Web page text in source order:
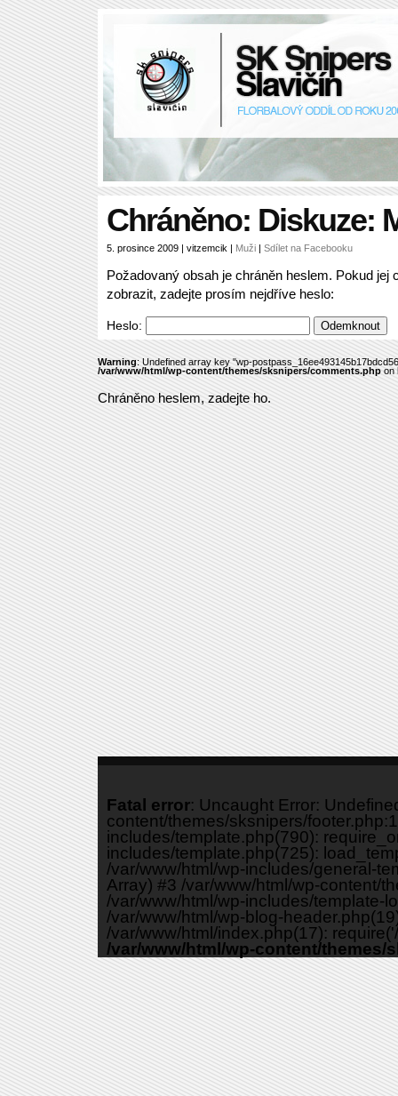
Chráněno: Diskuze:
5. prosince 2009 | vitzemcik | Muži | Sdílet na Facebooku
Požadovaný obsah je chráněn heslem. Pokud jej
zobrazit, zadejte prosím nejdříve heslo:
Heslo:
Warning: Undefined array key "wp-
/var/www/html/wp-content/themes/sksnipers/comments.php on
Chráněno heslem, zadejte ho.
Fatal error: Uncaught Error:
content/themes/sksnipers/
includes/template.php(790):
includes/template.php(725):
/var/www/html/wp-includes/general-
Array) #3 /var/www/html/wp-content/
/var/www/html/wp-includes/template-
/var/www/html/wp-blog-
/var/www/html/index.php(17):
/var/www/html/wp-content/themes/